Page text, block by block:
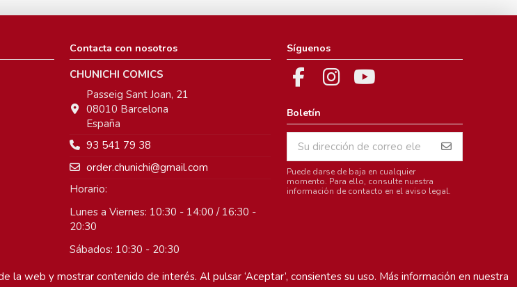
Contacta con nosotros
CHUNICHI COMICS
Passeig Sant Joan, 21
08010 Barcelona
España
93 541 79 38
order.chunichi@gmail.com
Horario:
Lunes a Viernes: 10:30 - 14:00 / 16:30 -
20:30
Sábados: 10:30 - 20:30
Domingos: Cerrado
Síguenos
Boletín
Puede darse de baja en cualquier
momento. Para ello, consulte nuestra
información de contacto en el aviso legal.
web y mostrar contenido de interés. Al pulsar ‘Aceptar’, consientes su uso. Más información en nuestra